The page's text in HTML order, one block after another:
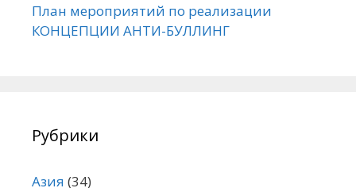
План мероприятий по реализации
КОНЦЕПЦИИ АНТИ-БУЛЛИНГ
Рубрики
Азия (34)